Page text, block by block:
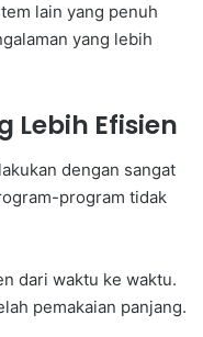
lain yang penuh
yang lebih
Lebih Efisien
dengan sangat
program tidak
dari waktu ke waktu.
pemakaian panjang.